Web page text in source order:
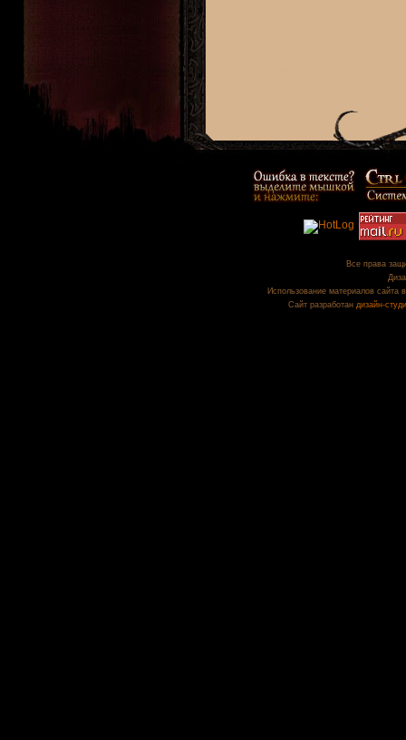
Все права
Использование материалов сайта
Сайт разработан дизайн-